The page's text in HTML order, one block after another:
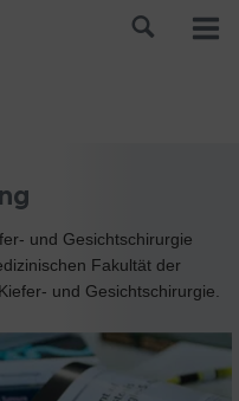
und Gesichtschirurgie
Fakultät der
und Gesichtschirurgie.